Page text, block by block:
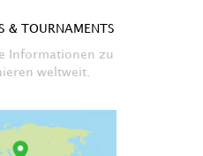
& TOURNAMENTS
Informationen zu
weltweit.